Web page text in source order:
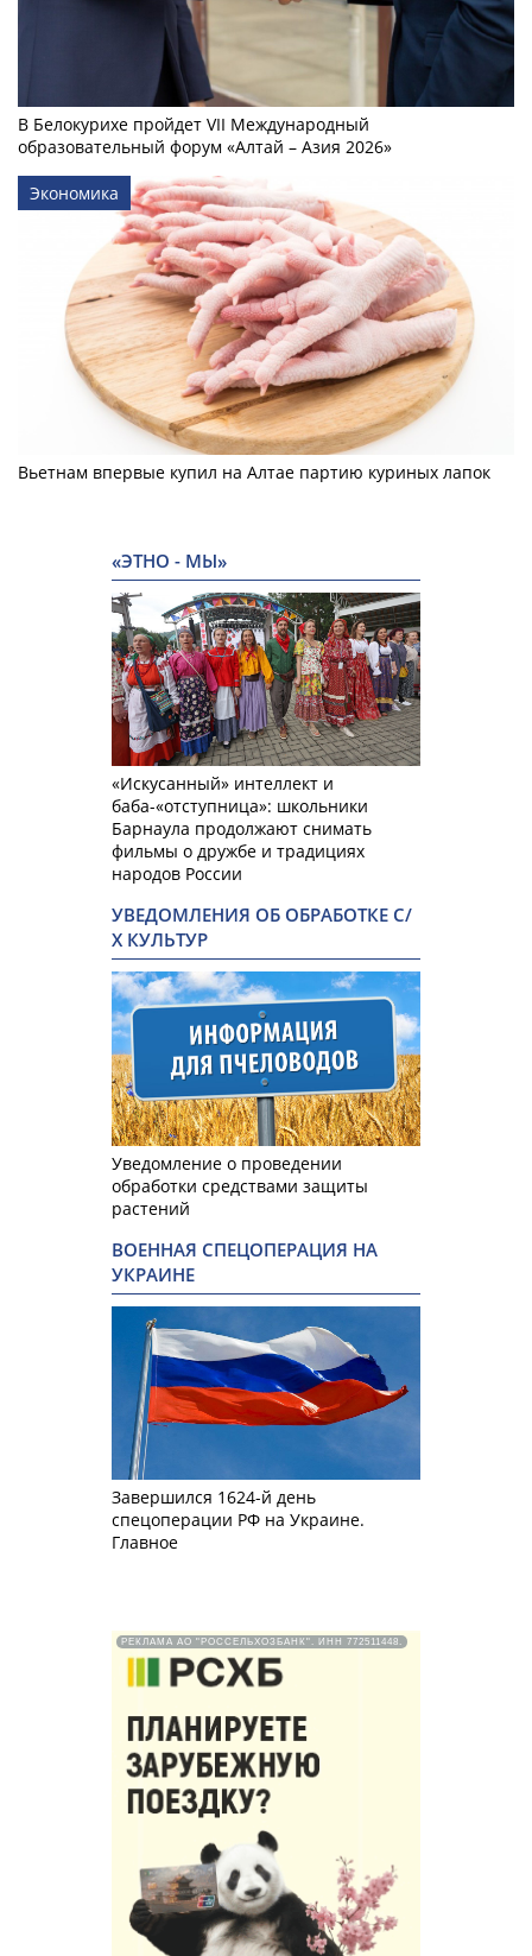
В Белокурихе пройдет VII Международный
образовательный форум «Алтай – Азия 2026»
Экономика
Вьетнам впервые купил на Алтае партию куриных лапок
«ЭТНО - МЫ»
«Искусанный» интеллект и
баба-«отступница»: школьники
Барнаула продолжают снимать
фильмы о дружбе и традициях
народов России
УВЕДОМЛЕНИЯ ОБ ОБРАБОТКЕ С/
Х КУЛЬТУР
Уведомление о проведении
обработки средствами защиты
растений
ВОЕННАЯ СПЕЦОПЕРАЦИЯ НА
УКРАИНЕ
Завершился 1624-й день
спецоперации РФ на Украине.
Главное
РЕКЛАМА АО "РОССЕЛЬХОЗБАНК". ИНН 772511448.